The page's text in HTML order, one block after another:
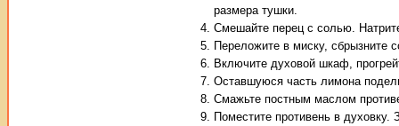
размера тушки.
Смешайте перец с солью.
Переложите в миску, сбрызните
Включите духовой шкаф,
Оставшуюся часть лимона
Смажьте постным маслом
Поместите противень в духовку.